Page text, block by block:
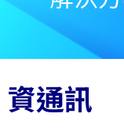
資通訊